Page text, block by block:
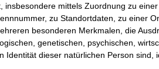
insbesondere mittels Zuordnung zu
zu Standortdaten, zu einer
besonderen Merkmalen, die
genetischen, psychischen,
Identität dieser natürlichen Person sind,